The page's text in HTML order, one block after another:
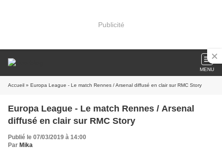
Publicité
MENU
Accueil » Europa League - Le match Rennes / Arsenal diffusé en clair sur RMC Story
Europa League - Le match Rennes / Arsenal
diffusé en clair sur RMC Story
Publié le 07/03/2019 à 14:00
Par Mika